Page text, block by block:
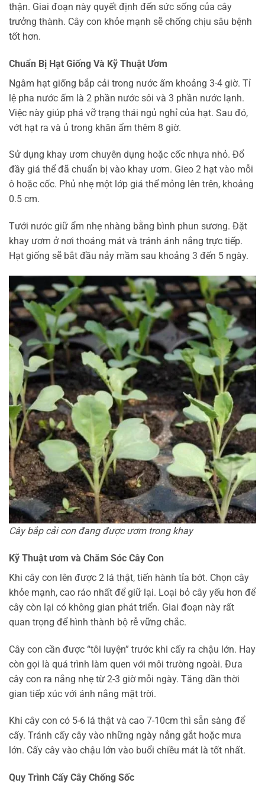
thận. Giai đoạn này quyết định đến sức sống của cây
trưởng thành. Cây con khỏe mạnh sẽ chống chịu sâu bệnh
tốt hơn.
Chuẩn Bị Hạt Giống Và Kỹ Thuật Ươm
Ngâm hạt giống bắp cải trong nước ấm khoảng 3-4 giờ. Tỉ
lệ pha nước ấm là 2 phần nước sôi và 3 phần nước lạnh.
Việc này giúp phá vỡ trạng thái ngủ nghỉ của hạt. Sau đó,
vớt hạt ra và ủ trong khăn ẩm thêm 8 giờ.
Sử dụng khay ươm chuyên dụng hoặc cốc nhựa nhỏ. Đổ
đầy giá thể đã chuẩn bị vào khay ươm. Gieo 2 hạt vào mỗi
ô hoặc cốc. Phủ nhẹ một lớp giá thể mỏng lên trên, khoảng
0.5 cm.
Tưới nước giữ ẩm nhẹ nhàng bằng bình phun sương. Đặt
khay ươm ở nơi thoáng mát và tránh ánh nắng trực tiếp.
Hạt giống sẽ bắt đầu nảy mầm sau khoảng 3 đến 5 ngày.
Cây bắp cải con đang được ươm trong khay
Kỹ Thuật ươm và Chăm Sóc Cây Con
Khi cây con lên được 2 lá thật, tiến hành tỉa bớt. Chọn cây
khỏe mạnh, cao ráo nhất để giữ lại. Loại bỏ cây yếu hơn để
cây còn lại có không gian phát triển. Giai đoạn này rất
quan trọng để hình thành bộ rễ vững chắc.
Cây con cần được “tôi luyện” trước khi cấy ra chậu lớn. Hay
còn gọi là quá trình làm quen với môi trường ngoài. Đưa
cây con ra nắng nhẹ từ 2-3 giờ mỗi ngày. Tăng dần thời
gian tiếp xúc với ánh nắng mặt trời.
Khi cây con có 5-6 lá thật và cao 7-10cm thì sẵn sàng để
cấy. Tránh cấy cây vào những ngày nắng gắt hoặc mưa
lớn. Cấy cây vào chậu lớn vào buổi chiều mát là tốt nhất.
Quy Trình Cấy Cây Chống Sốc